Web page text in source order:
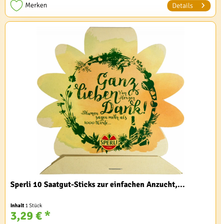
Merken Details
Sperli 10 Saatgut-Sticks zur einfachen Anzucht,...
Inhalt 1 Stück
3,29 € *